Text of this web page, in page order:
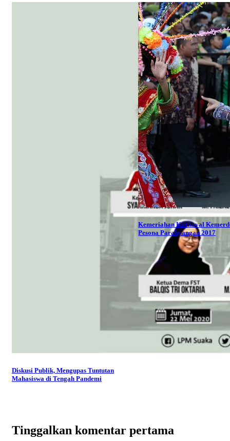
Diskusi Publik, Mengupas Tuntutan
Mahasiswa di Tengah Pandemi
Kemeriahan Karnaval
Pesona Parahyangan 2017
Tinggalkan komentar pertama